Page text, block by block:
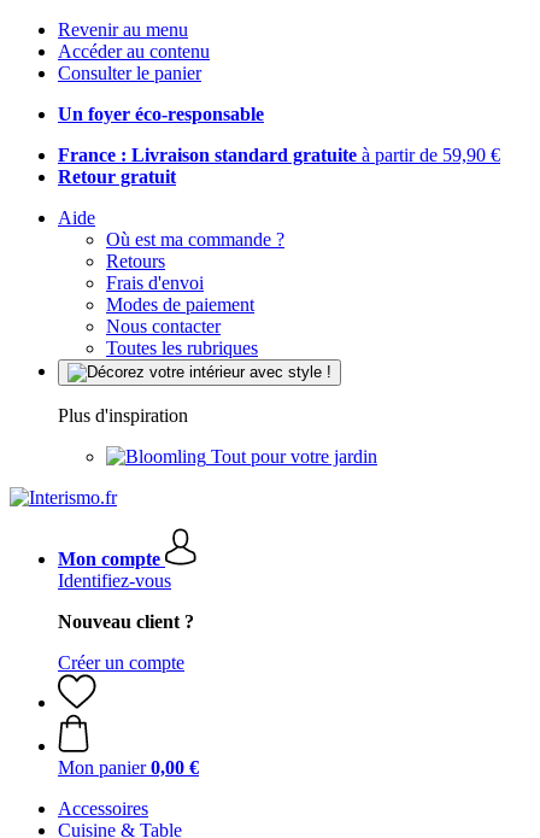
Revenir au menu
Accéder au contenu
Consulter le panier
Un foyer éco-responsable
France : Livraison standard gratuite à partir de 59,90 €
Retour gratuit
Aide
Où est ma commande ?
Retours
Frais d'envoi
Modes de paiement
Nous contacter
Toutes les rubriques
Plus d'inspiration
Tout pour votre jardin
Mon compte
Identifiez-vous
Nouveau client ?
Créer un compte
Mon panier 0,00 €
Accessoires
Cuisine & Table